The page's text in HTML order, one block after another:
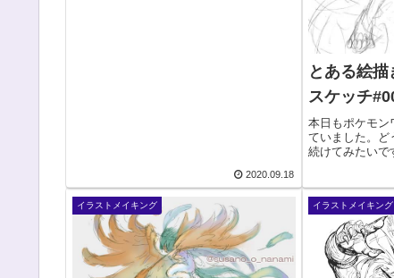
2020.09.18
とある絵描
スケッチ
本日もポケモン
ていました。ど
続けてみたいで
「まだ2020年
ど！」という方
ま...
イラストメイキング イラストメイキング